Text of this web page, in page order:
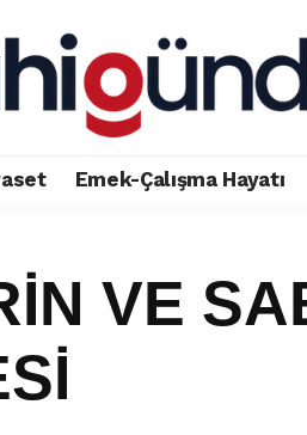
Emek-Çalışma Hayatı
VE